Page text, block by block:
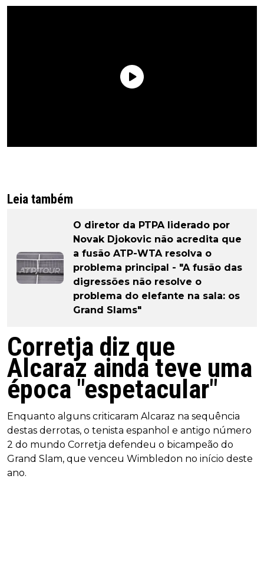
Leia também
O diretor da PTPA liderado por
Novak Djokovic não acredita que
a fusão ATP-WTA resolva o
problema principal - "A fusão das
digressões não resolve o
problema do elefante na sala: os
Grand Slams"
Corretja diz que
Alcaraz ainda teve uma
época "espetacular"
Enquanto alguns criticaram Alcaraz na sequência
destas derrotas, o tenista espanhol e antigo número
2 do mundo Corretja defendeu o bicampeão do
Grand Slam, que venceu Wimbledon no início deste
ano.